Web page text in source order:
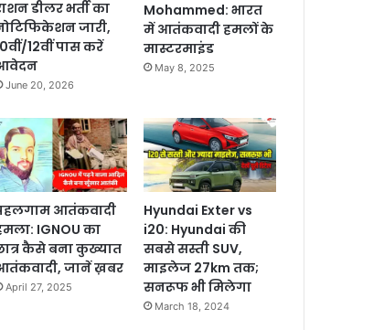
डीलर भर्ती का
जारी,
12वीं पास करें
June 20, 2026
Mohammed: भारत
में आतंकवादी हमलों के
मास्टरमाइंड
May 8, 2025
आतंकवादी
IGNOU का
कैसे बना कुख्यात
जानें ख़बर
April 27, 2025
Hyundai Exter vs
i20: Hyundai की
सबसे सस्ती SUV,
माइलेज 27km तक;
सनरूफ भी मिलेगा
March 18, 2024